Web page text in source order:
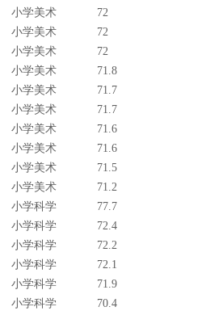
小学美术
72
小学美术
72
小学美术
72
小学美术
71.8
小学美术
71.7
小学美术
71.7
小学美术
71.6
小学美术
71.6
小学美术
71.5
小学美术
71.2
小学科学
77.7
小学科学
72.4
小学科学
72.2
小学科学
72.1
小学科学
71.9
小学科学
70.4